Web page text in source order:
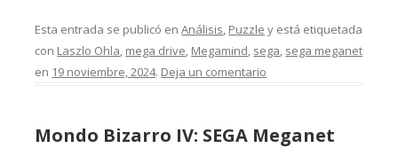
Esta entrada se publicó enAnálisis, Puzzle y está etiquetada
con Laszlo Ohla, mega drive, Megamind, sega, sega meganet
en 19 noviembre, 2024. Deja un comentario
Mondo Bizarro IV: SEGA Meganet